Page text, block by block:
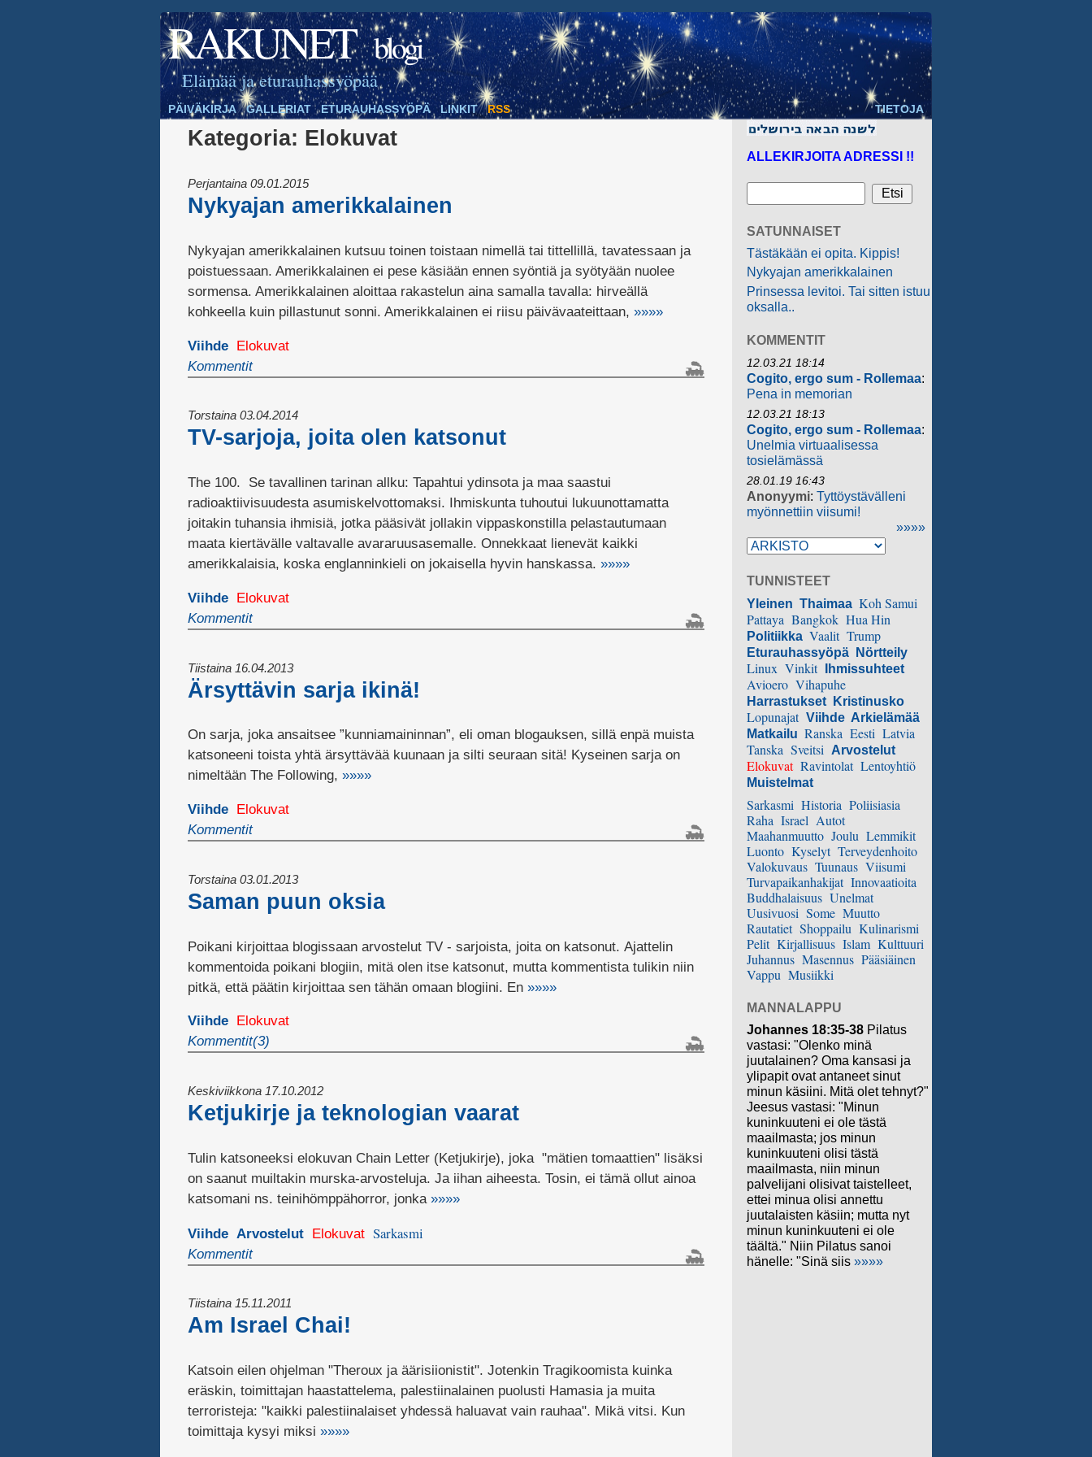
RAKUNET blogi
Elämää ja eturauhassyöpää
PÄIVÄKIRJA GALLERIAT ETURAUHASSYÖPÄ LINKIT RSS TIETOJA
Kategoria: Elokuvat
Perjantaina 09.01.2015
Nykyajan amerikkalainen
Nykyajan amerikkalainen kutsuu toinen toistaan nimellä tai tittellillä, tavatessaan ja
poistuessaan. Amerikkalainen ei pese käsiään ennen syöntiä ja syötyään nuolee
sormensa. Amerikkalainen aloittaa rakastelun aina samalla tavalla: hirveällä
kohkeella kuin pillastunut sonni. Amerikkalainen ei riisu päivävaateittaan, »»»»
Viihde
Elokuvat
Kommentit
Torstaina 03.04.2014
TV-sarjoja, joita olen katsonut
The 100. Se tavallinen tarinan allku: Tapahtui ydinsota ja maa saastui
radioaktiivisuudesta asumiskelvottomaksi. Ihmiskunta tuhoutui lukuunottamatta
joitakin tuhansia ihmisiä, jotka pääsivät jollakin vippaskonstilla pelastautumaan
maata kiertävälle valtavalle avararuusasemalle. Onnekkaat lienevät kaikki
amerikkalaisia, koska englanninkieli on jokaisella hyvin hanskassa. »»»»
Viihde
Elokuvat
Kommentit
Tiistaina 16.04.2013
Ärsyttävin sarja ikinä!
On sarja, joka ansaitsee ”kunniamaininnan”, eli oman blogauksen, sillä enpä muista
katsoneeni toista yhtä ärsyttävää kuunaan ja silti seuraan sitä! Kyseinen sarja on
nimeltään The Following, »»»»
Viihde
Elokuvat
Kommentit
Torstaina 03.01.2013
Saman puun oksia
Poikani kirjoittaa blogissaan arvostelut TV - sarjoista, joita on katsonut. Ajattelin
kommentoida poikani blogiin, mitä olen itse katsonut, mutta kommentista tulikin niin
pitkä, että päätin kirjoittaa sen tähän omaan blogiini. En»»»»
Viihde
Elokuvat
Kommentit(3)
Keskiviikkona 17.10.2012
Ketjukirje ja teknologian vaarat
Tulin katsoneeksi elokuvan Chain Letter (Ketjukirje), joka "mätien tomaattien" lisäksi
on saanut muiltakin murska-arvosteluja. Ja iihan aiheesta. Tosin, ei tämä ollut ainoa
katsomani ns. teinihömppähorror, jonka»»»»
Viihde Arvostelut Elokuvat Sarkasmi
Kommentit
Tiistaina 15.11.2011
Am Israel Chai!
Katsoin eilen ohjelman "Theroux ja äärisiionistit". Jotenkin Tragikoomista kuinka
eräskin, toimittajan haastattelema, palestiinalainen puolusti Hamasia ja muita
terroristeja: "kaikki palestiinalaiset yhdessä haluavat vain rauhaa". Mikä vitsi. Kun
toimittaja kysyi miksi »»»»
ALLEKIRJOITA ADRESSI !!
SATUNNAISET
Tästäkään ei opita. Kippis!
Nykyajan amerikkalainen
Prinsessa levitoi. Tai sitten istuu
oksalla..
KOMMENTIT
12.03.21 18:14
Cogito, ergo sum - Rollemaa:
Pena in memorian
12.03.21 18:13
Cogito, ergo sum - Rollemaa:
Unelmia virtuaalisessa
tosielämässä
28.01.19 16:43
Anonyymi: Tyttöystävälleni
myönnettiin viisumi!
»»»»
TUNNISTEET
Yleinen Thaimaa Koh Samui
Pattaya Bangkok Hua Hin
Politiikka Vaalit Trump
Eturauhassyöpä Nörtteily
Linux Vinkit Ihmissuhteet
Avioero Vihapuhe
Harrastukset Kristinusko
Lopunajat Viihde Arkielämää
Matkailu Ranska Eesti Latvia
Tanska Sveitsi Arvostelut
Elokuvat Ravintolat Lentoyhtiö
Muistelmat
Sarkasmi Historia Poliisiasia
Raha Israel Autot
Maahanmuutto Joulu Lemmikit
Luonto Kyselyt Terveydenhoito
Valokuvaus Tuunaus Viisumi
Turvapaikanhakijat Innovaatioita
Buddhalaisuus Unelmat
Uusivuosi Some Muutto
Rautatiet Shoppailu Kulinarismi
Pelit Kirjallisuus Islam Kulttuuri
Juhannus Masennus Pääsiäinen
Vappu Musiikki
MANNALAPPU
Johannes 18:35-38 Pilatus
vastasi: "Olenko minä
juutalainen? Oma kansasi ja
ylipapit ovat antaneet sinut
minun käsiini. Mitä olet tehnyt?"
Jeesus vastasi: "Minun
kuninkuuteni ei ole tästä
maailmasta; jos minun
kuninkuuteni olisi tästä
maailmasta, niin minun
palvelijani olisivat taistelleet,
ettei minua olisi annettu
juutalaisten käsiin; mutta nyt
minun kuninkuuteni ei ole
täältä." Niin Pilatus sanoi
hänelle: "Sinä siis »»»»